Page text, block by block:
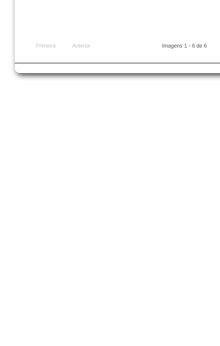
Primeira Anterior Imagens 1 - 6 de 6